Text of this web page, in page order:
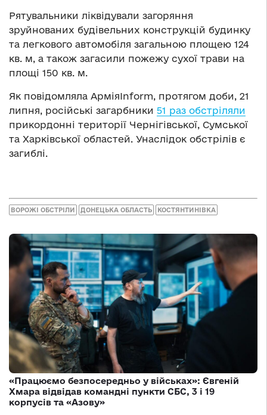
Рятувальники ліквідували загоряння
зруйнованих будівельних конструкцій будинку
та легкового автомобіля загальною площею 124
кв. м, а також загасили пожежу сухої трави на
площі 150 кв. м.
Як повідомляла АрміяInform, протягом доби, 21
липня, російські загарбники 51 раз обстріляли
прикордонні території Чернігівської, Сумської
та Харківської областей. Унаслідок обстрілів є
загиблі.
ВОРОЖІ ОБСТРІЛИ ДОНЕЦЬКА ОБЛАСТЬ КОСТЯНТИНІВКА
«Працюємо безпосередньо у військах»: Євгеній
Хмара відвідав командні пункти СБС, 3 і 19
корпусів та «Азову»